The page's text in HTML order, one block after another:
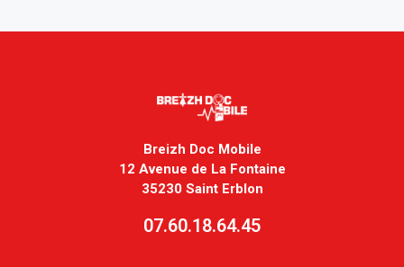
Breizh Doc Mobile
12 Avenue de La Fontaine
35230 Saint Erblon
07.60.18.64.45